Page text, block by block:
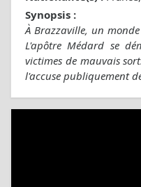
Synopsis :
À Brazzaville, un
L'apôtre Médard se
victimes de mauvais
l'accuse publiquement